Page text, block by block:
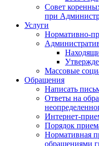
Совет
при
Услуги
Нормативно-
Массовые
Обращения
Написать
Ответы на
Интернет-
Порядок
Нормативная
обращениями